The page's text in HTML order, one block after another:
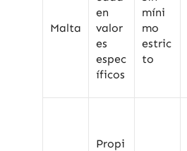
Malta
en
valor
es
espec
íficos
míni
mo
estric
to
Propi